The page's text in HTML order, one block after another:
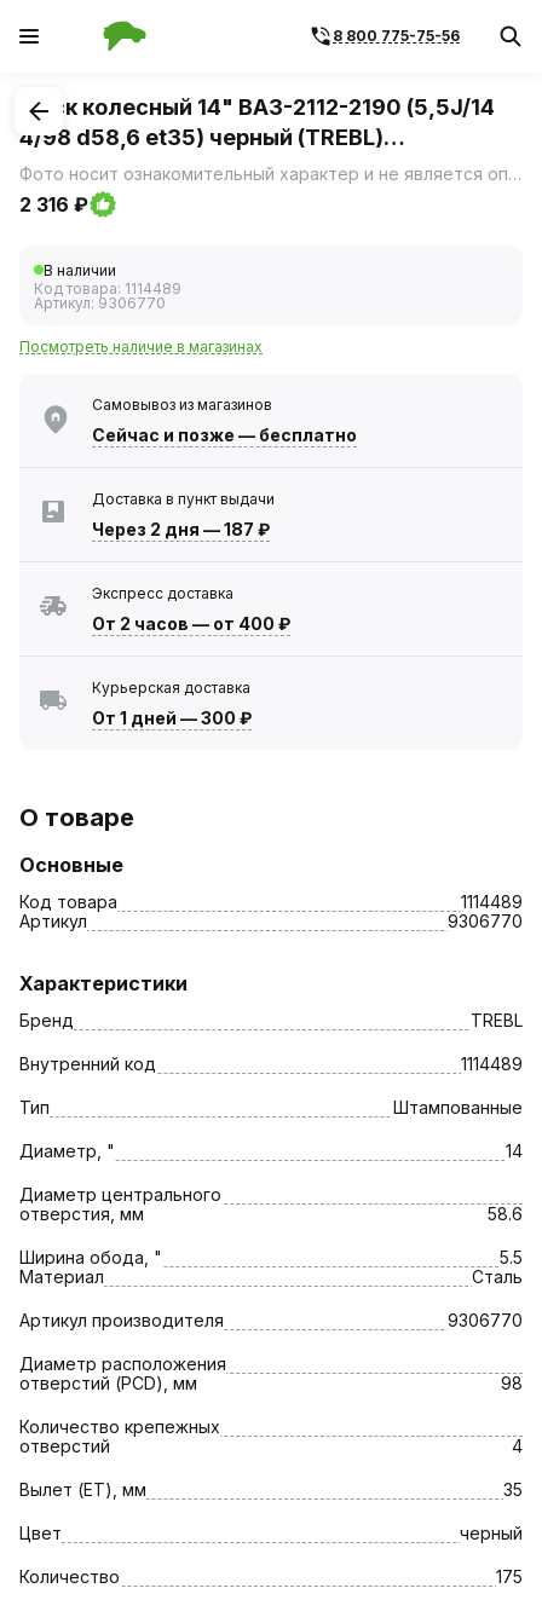
8 800 775-75-56
1/1
Диск колесный 14" ВАЗ-2112-2190 (5,5J/14
4/98 d58,6 et35) черный (TREBL)
53B35B(12отв)_P
Фото носит ознакомительный характер и не является определяющим фактором.
2 316 ₽
В наличии
Код товара: 1114489
Артикул: 9306770
Посмотреть наличие в магазинах
Самовывоз из магазинов
Сейчас и позже — бесплатно
Доставка в пункт выдачи
Через 2 дня —187 ₽
Экспресс доставка
От 2 часов — от 400 ₽
Курьерская доставка
От 1 дней —300 ₽
О товаре
Основные
Код товара
1114489
Артикул
9306770
Характеристики
Бренд TREBL
Внутренний код 1114489
Тип Штампованные
Диаметр, " 14
Диаметр центрального
отверстия, мм
58.6
Ширина обода, "
5.5
Материал
Сталь
Артикул производителя 9306770
Диаметр расположения
отверстий (PCD), мм
98
Количество крепежных
отверстий
4
Вылет (ET), мм 35
Цвет черный
Количество 175